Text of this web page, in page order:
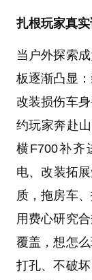
扎根玩家真
当户外探索
板逐渐凸显
改装损伤车
约玩家奔赴
横F700补齐
电、改装拓
质，拖房车
用费心研究
覆盖，想怎
打孔、不破